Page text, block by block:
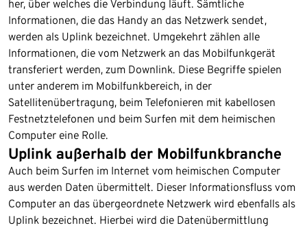
her, über welches die Verbindung läuft. Sämtliche
Informationen, die das Handy an das Netzwerk sendet,
werden als Uplink bezeichnet. Umgekehrt zählen alle
Informationen, die vom Netzwerk an das Mobilfunkgerät
transferiert werden, zum Downlink. Diese Begriffe spielen
unter anderem im Mobilfunkbereich, in der
Satellitenübertragung, beim Telefonieren mit kabellosen
Festnetztelefonen und beim Surfen mit dem heimischen
Computer eine Rolle.
Uplink außerhalb der Mobilfunkbranche
Auch beim Surfen im Internet vom heimischen Computer
aus werden Daten übermittelt. Dieser Informationsfluss vom
Computer an das übergeordnete Netzwerk wird ebenfalls als
Uplink bezeichnet. Hierbei wird die Datenübermittlung